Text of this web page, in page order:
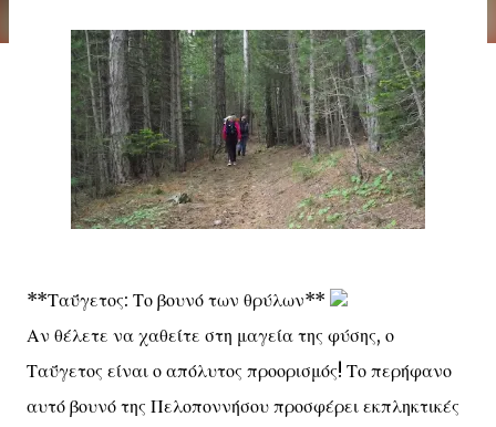
**Ταΰγετος: Το βουνό των θρύλων**
Αν θέλετε να χαθείτε στη μαγεία της φύσης, ο
Ταΰγετος είναι ο απόλυτος προορισμός! Το περήφανο
αυτό βουνό της Πελοποννήσου προσφέρει εκπληκτικές